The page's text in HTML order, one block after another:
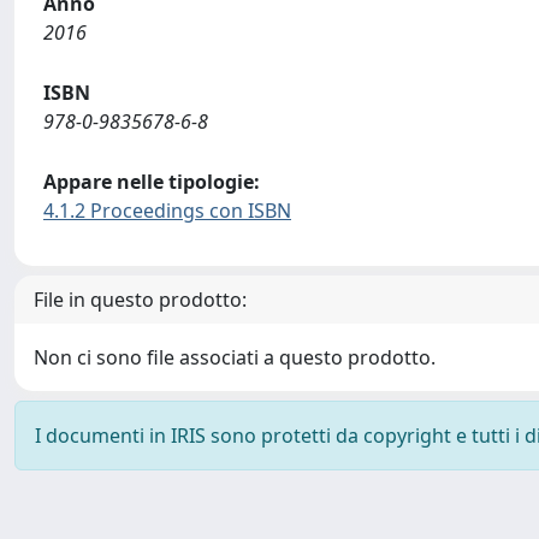
2016
ISBN
978-0-9835678-6-8
Appare nelle tipologie:
4.1.2 Proceedings con ISBN
File in questo prodotto:
Non ci sono file associati a questo prodotto.
I documenti in IRIS sono protetti da copyright e tutti i